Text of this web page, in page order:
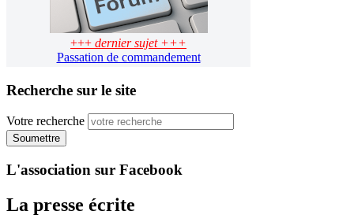
+++ dernier sujet +++
Passation de commandement
Recherche sur le site
Votre recherche
Soumettre
L'association sur Facebook
La presse écrite